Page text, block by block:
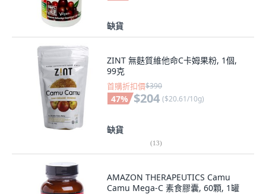
缺貨
ZINT 無麩質維他命C卡姆果粉, 1個,
99克
首購折扣價$390
47% $204 ($20.61/10g)
缺貨
(13)
AMAZON THERAPEUTICS Camu
Camu Mega-C 素食膠囊, 60顆, 1罐